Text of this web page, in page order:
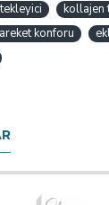
kollajen
konforu